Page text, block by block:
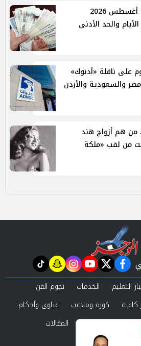
موعد صرف مرتبات أغسطس 2026
والحد الأدنى
على ناقلة «أدنوك»
والسعودية والأردن
هم أزواج هند
من لقب «ملكة
facebook
twitter
youtube
instagram
snapchat
tiktok
التعليم الخدمات
نجوم الفن
كافية كورة وملاعب
فتاوى وأحكام
حوادث ومحاكم
المقالات